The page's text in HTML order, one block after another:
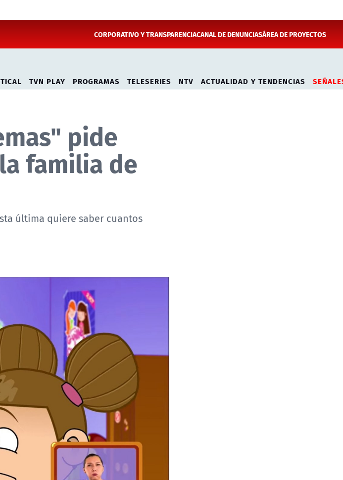
CORPORATIVO Y TRANSPARENCIACANAL DE DENUNCIASÁREA DE PROYECTOS
TVN PLAY PROGRAMAS TELESERIES NTV ACTUALIDAD Y TENDENCIAS
pide
familia de
última quiere saber cuantos